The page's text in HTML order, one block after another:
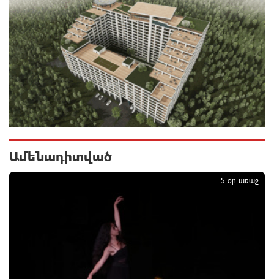
«Ինտեր»-ը հաղթեց «Յուվենտուս»-ին
12 ժամ առաջ
Քրեական վարույթի շրջանակում անձի անձնական
և ընտանեկան կյանքին առնչվող տվյալների
12 ժամ առաջ
հնարավորությունները
Հրդեհի ահազանգ Սայաթ-Նովա պողոտայում.
շենքից տարհանվել է 5 բնակիչ
Ամենադիտված
5 օր առաջ
1